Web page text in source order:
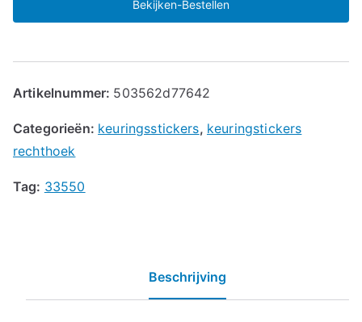
Bekijken-Bestellen
Artikelnummer: 503562d77642
Categorieën: keuringsstickers, keuringstickers
rechthoek
Tag: 33550
Beschrijving